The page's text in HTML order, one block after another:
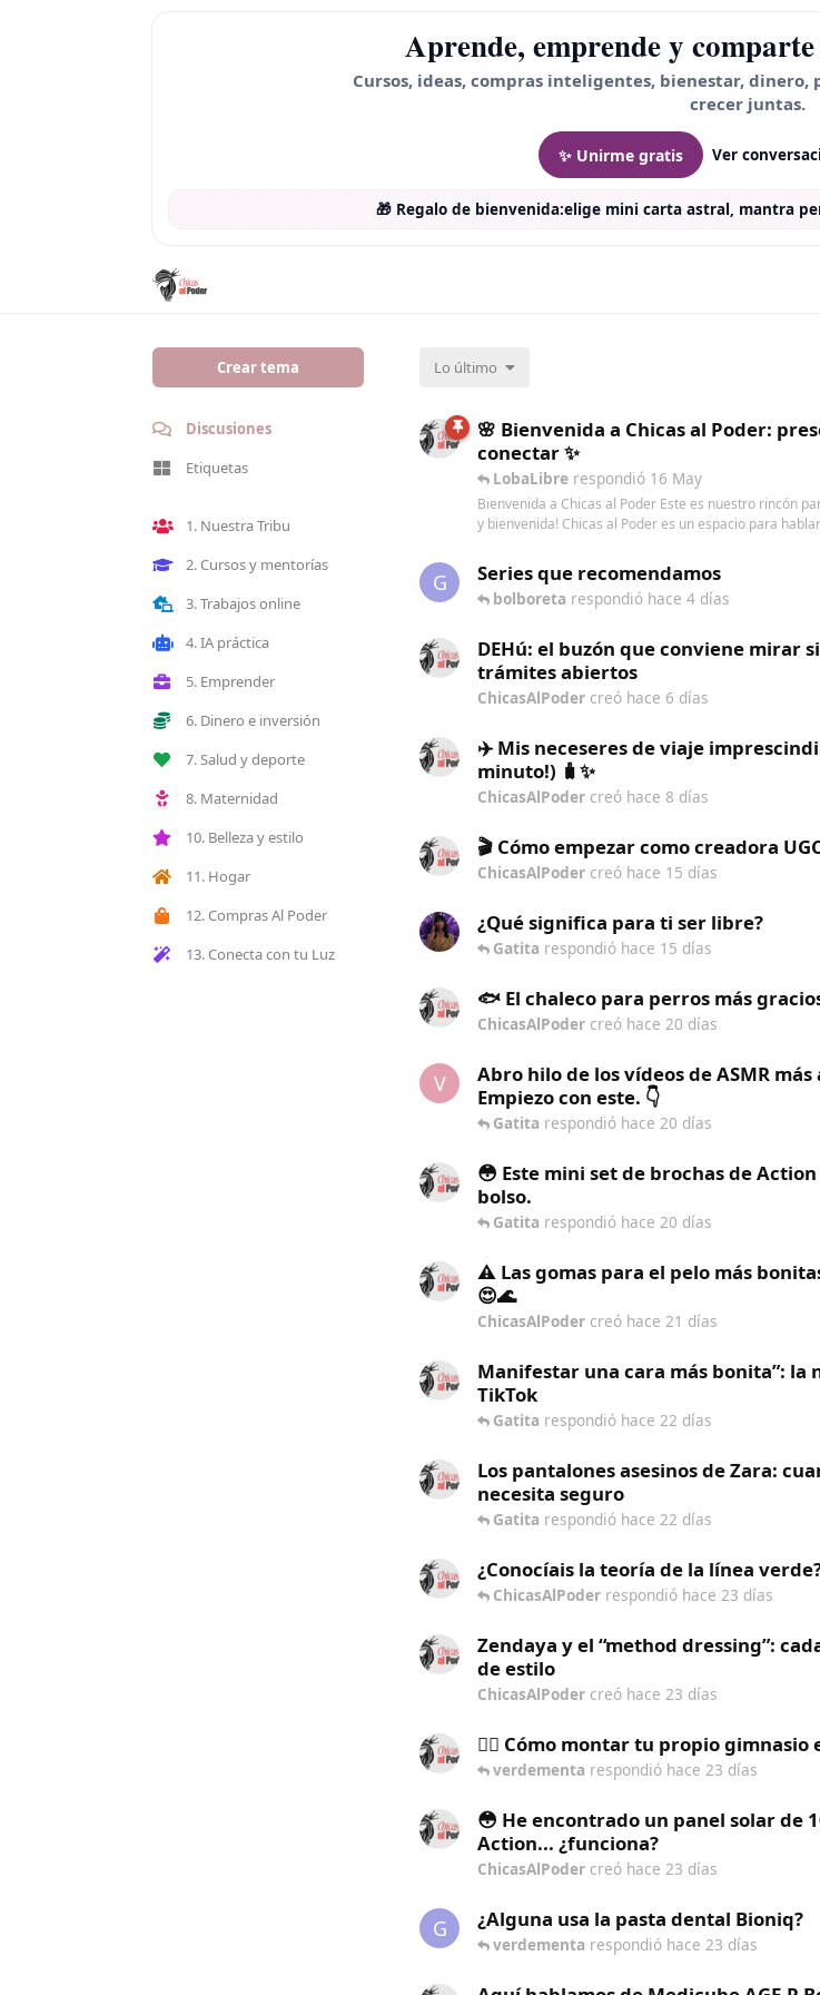
Aprende, emprende y
Cursos, ideas, compras inteligentes, bienestar, dinero,
crecer juntas.
✨ Unirme gratis Ver
🎁 Regalo de bienvenida:elige mini carta astral, mantra
Crear tema
Discusiones
Etiquetas
1. Nuestra Tribu
2. Cursos y mentorías
3. Trabajos online
4. IA práctica
5. Emprender
6. Dinero e inversión
7. Salud y deporte
8. Maternidad
10. Belleza y estilo
11. Hogar
12. Compras Al Poder
13. Conecta con tu Luz
Lo último
🌸 Bienvenida a Chicas al Poder:
conectar ✨
LobaLibre respondió 16 May
Bienvenida a Chicas al Poder Este es nuestro rincón
y bienvenida! Chicas al Poder es un espacio para
G Series que recomendamos
bolboreta respondió hace 4 días
DEHú: el buzón que conviene mirar
trámites abiertos
ChicasAlPoder creó hace 6 días
✈️ Mis neceseres de viaje
minuto!) 🧳✨
ChicasAlPoder creó hace 8 días
🎬 Cómo empezar como creadora
ChicasAlPoder creó hace 15 días
¿Qué significa para ti ser libre?
Gatita respondió hace 15 días
🐟 El chaleco para perros más
ChicasAlPoder creó hace 20 días
V
Abro hilo de los vídeos de ASMR
Empiezo con este. 👇
Gatita respondió hace 20 días
😳 Este mini set de brochas de
bolso.
Gatita respondió hace 20 días
⚠️ Las gomas para el pelo más
😍🌊
ChicasAlPoder creó hace 21 días
Manifestar una cara más bonita”: la
TikTok
Gatita respondió hace 22 días
Los pantalones asesinos de Zara:
necesita seguro
Gatita respondió hace 22 días
¿Conocíais la teoría de la línea
ChicasAlPoder respondió hace 23 días
Zendaya y el “method dressing”:
de estilo
ChicasAlPoder creó hace 23 días
🏋️‍♀️ Cómo montar tu propio gimnasio
verdementa respondió hace 23 días
😳 He encontrado un panel solar de
Action... ¿funciona?
ChicasAlPoder creó hace 23 días
G ¿Alguna usa la pasta dental Bioniq?
verdementa respondió hace 23 días